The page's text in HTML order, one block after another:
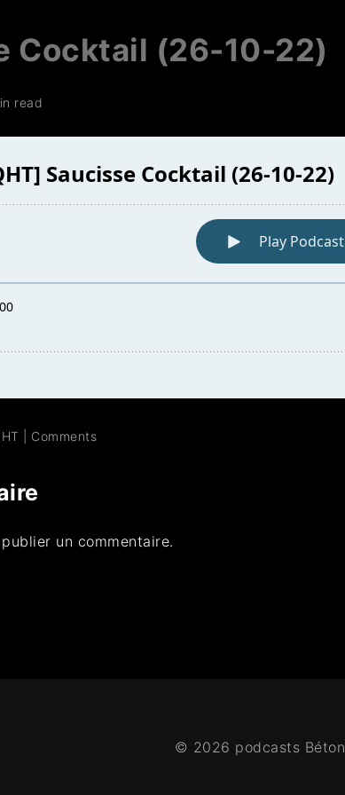
Cocktail (26-10-22)
read
Comments
un commentaire.
© 2026 podcasts Béton